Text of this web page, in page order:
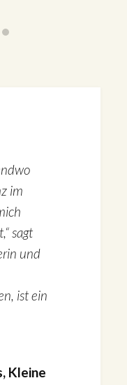
im
sagt
und
ist ein
Kleine